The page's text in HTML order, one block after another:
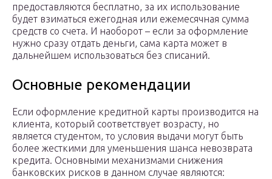
предоставляются бесплатно, за их использование
будет взиматься ежегодная или ежемесячная сумма
средств со счета. И наоборот – если за оформление
нужно сразу отдать деньги, сама карта может в
дальнейшем использоваться без списаний.
Основные рекомендации
Если оформление кредитной карты производится на
клиента, который соответствует возрасту, но
является студентом, то условия выдачи могут быть
более жесткими для уменьшения шанса невозврата
кредита. Основными механизмами снижения
банковских рисков в данном случае являются: